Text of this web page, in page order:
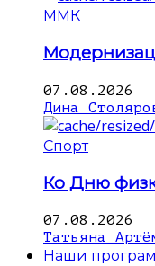
ММК
07.08.2026
Дина
Спорт
Ко Дню
07.08.2026
Татьяна
Наши